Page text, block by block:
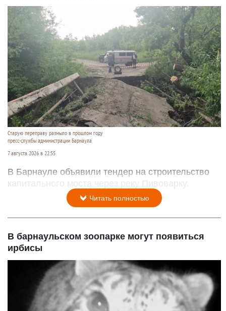
Старую переправу размыло в прошлом году
пресс-службы администрации Барнаула
7 августа 2026 в 22:55
В Барнауле объявили тендер на строительство
капитального моста через реку Пивоварку.
Читать полностью
В барнаульском зоопарке могут появиться
ирбисы